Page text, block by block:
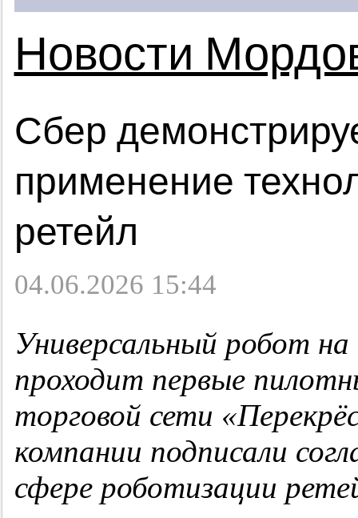
Новости
Сбер
применение
ретейл
04.06.2026 15:44
Универсальный робот
проходит первые
торговой сети
компании подписали
сфере роботизации